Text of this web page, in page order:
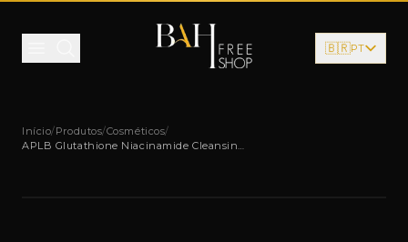
🇧🇷PT
Início/Produtos/Cosméticos/
APLB Glutathione Niacinamide Cleansing